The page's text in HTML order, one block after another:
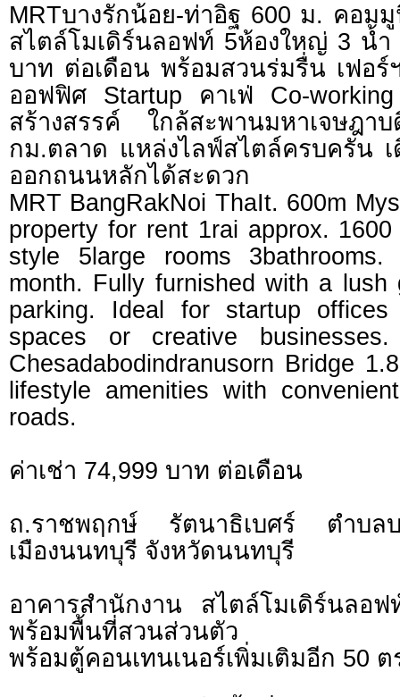
MRTบางรักน้อย-ท่าอิฐ 600 ม. คอม
สไตล์โมเดิร์นลอฟท์ 5ห้องใหญ่ 3 น้ำ
บาท ต่อเดือน พร้อมสวนร่มรื่น เฟอร์
ออฟฟิศ Startup คาเฟ่ Co-
สร้างสรรค์ ใกล้สะพานมหาเจษฎ
กม.ตลาด แหล่งไลฟ์สไตล์ครบครัน เ
ออกถนนหลักได้สะดวก
MRT BangRakNoi ThaIt. 600m
property for rent 1rai approx.
style 5large rooms
month. Fully furnished with a lush
parking. Ideal for startup offices
spaces or creative
Chesadabodindranusorn Bridge
lifestyle amenities with
roads.
ค่าเช่า 74,999 บาท ต่อเดือน
ถ.ราชพฤกษ์ รัตนาธิเบศร์ ตำบล
เมืองนนทบุรี จังหวัดนนทบุรี
อาคารสำนักงาน สไตล์โมเดิร์นลอ
พร้อมพื้นที่สวนส่วนตัว
พร้อมตู้คอนเทนเนอร์เพิ่มเติมอีก 50 ต